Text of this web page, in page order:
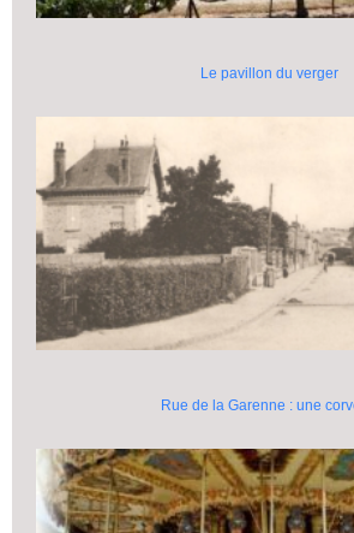
Le pavillon du verger
Rue de la Garenne : une